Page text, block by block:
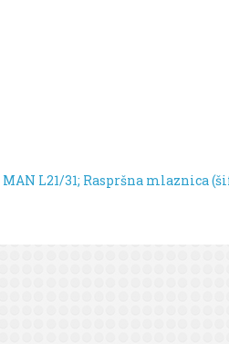
MAN L21/31; Raspršna mlaznica